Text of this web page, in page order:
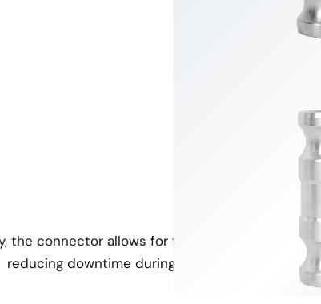
Простая
the connector allows for fast and easy
reducing downtime during setup and